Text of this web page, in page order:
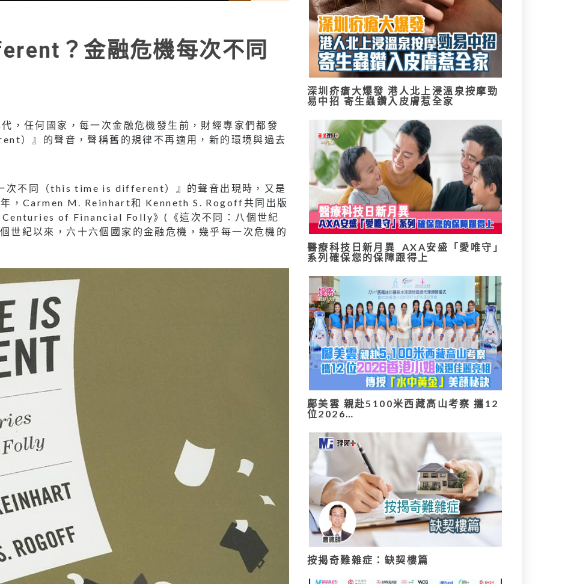
？金融危機每次不同
任何國家，每一次金融危機發生前，財經專家們都發
）』的聲音，聲稱舊的規律不再適用，新的環境與過去
次不同（this time is different）』的聲音出現時，又是
，Carmen M. Reinhart和 Kenneth S. Rogoff共同出版
of Financial Folly》(《這次不同：八個世紀
世紀以來，六十六個國家的金融危機，幾乎每一次危機的
深圳疥瘡大爆發 港人北上浸溫泉按摩勁
易中招 寄生蟲鑽入皮膚惹全家
醫療科技日新月異 AXA安盛「愛唯守」
系列確保您的保障跟得上
鄺美雲 親赴5100米西藏高山考察 攜12
位2026…
按揭奇難雜症：缺契樓篇